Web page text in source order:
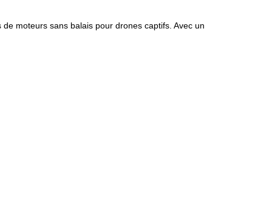
moteurs sans balais pour drones captifs. Avec un